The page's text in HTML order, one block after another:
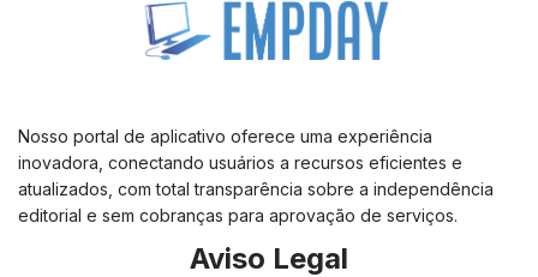
Nosso portal de aplicativo oferece uma experiência
inovadora, conectando usuários a recursos eficientes e
atualizados, com total transparência sobre a independência
editorial e sem cobranças para aprovação de serviços.
Aviso Legal